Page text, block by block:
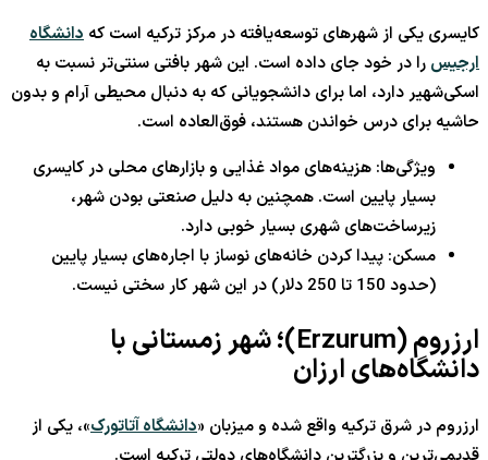
کایسری یکی از شهرهای توسعه‌یافته در مرکز ترکیه است که دانشگاه
ارجیس را در خود جای داده است. این شهر بافتی سنتی‌تر نسبت به
اسکی‌شهیر دارد، اما برای دانشجویانی که به دنبال محیطی آرام و بدون
حاشیه برای درس خواندن هستند، فوق‌العاده است.
ویژگی‌ها: هزینه‌های مواد غذایی و بازارهای محلی در کایسری
بسیار پایین است. همچنین به دلیل صنعتی بودن شهر،
زیرساخت‌های شهری بسیار خوبی دارد.
مسکن: پیدا کردن خانه‌های نوساز با اجاره‌های بسیار پایین
(حدود 150 تا 250 دلار) در این شهر کار سختی نیست.
ارزروم (Erzurum)؛ شهر زمستانی با
دانشگاه‌های ارزان
ارزروم در شرق ترکیه واقع شده و میزبان «دانشگاه آتاتورک»، یکی از